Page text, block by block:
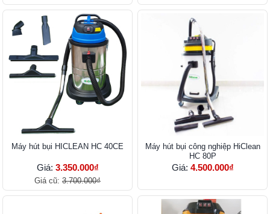
Máy hút bụi HICLEAN HC 40CE
Giá: 3.350.000₫
Giá cũ: 3.700.000₫
Máy hút bụi công nghiệp HiClean
HC 80P
Giá: 4.500.000₫